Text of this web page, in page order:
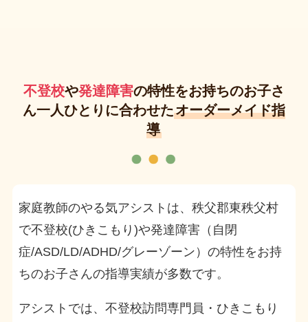
不登校や発達障害の特性をお持ちのお子さ
ん一人ひとりに合わせたオーダーメイド指
導
家庭教師のやる気アシストは、秩父郡東秩父村
で不登校(ひきこもり)や発達障害（自閉
症/ASD/LD/ADHD/グレーゾーン）の特性をお持
ちのお子さんの指導実績が多数です。
アシストでは、不登校訪問専門員・ひきこもり